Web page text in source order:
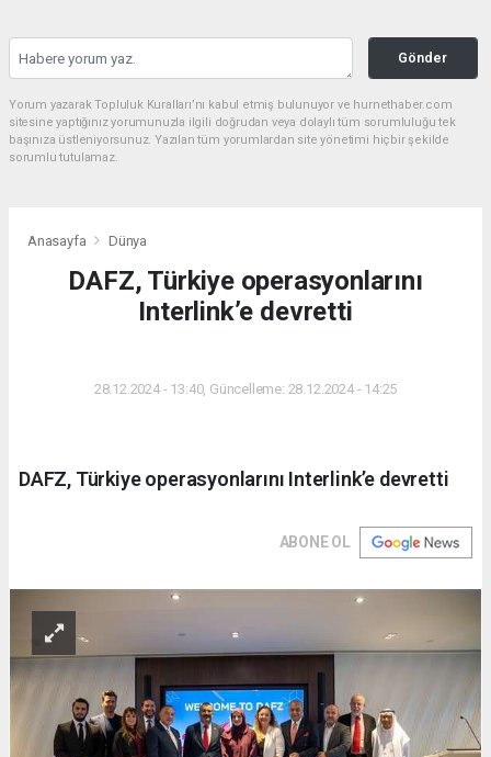
Gönder
Yorum yazarak Topluluk Kuralları’nı kabul etmiş bulunuyor ve hurnethaber.com
sitesine yaptığınız yorumunuzla ilgili doğrudan veya dolaylı tüm sorumluluğu tek
başınıza üstleniyorsunuz. Yazılan tüm yorumlardan site yönetimi hiçbir şekilde
sorumlu tutulamaz.
Anasayfa Dünya
DAFZ, Türkiye operasyonlarını
Interlink’e devretti
28.12.2024 - 13:40, Güncelleme: 28.12.2024 - 14:25
DAFZ, Türkiye operasyonlarını Interlink’e devretti
ABONE OL